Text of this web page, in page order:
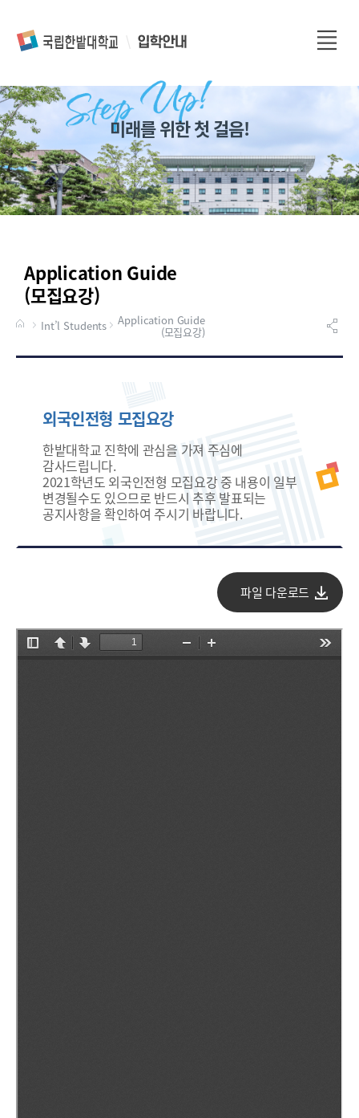
전
메
미래를 위한 첫 걸음!
Application Guide
(모집요강)
Int’l Students Application Guide
(모집요강)
외국인전형 모집요강
한밭대학교 진학에 관심을 가져 주심에
감사드립니다.
2021학년도 외국인전형 모집요강 중 내용이 일부
변경될수도 있으므로 반드시 추후 발표되는
공지사항을 확인하여 주시기 바랍니다.
파일 다운로드